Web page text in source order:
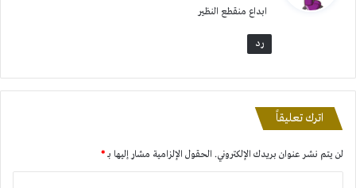
ل
ابداع منقطع النظير
رد
اترك تعليقاً
لن يتم نشر عنوان بريدك الإلكتروني. الحقول الإلزامية مشار إليها بـ*